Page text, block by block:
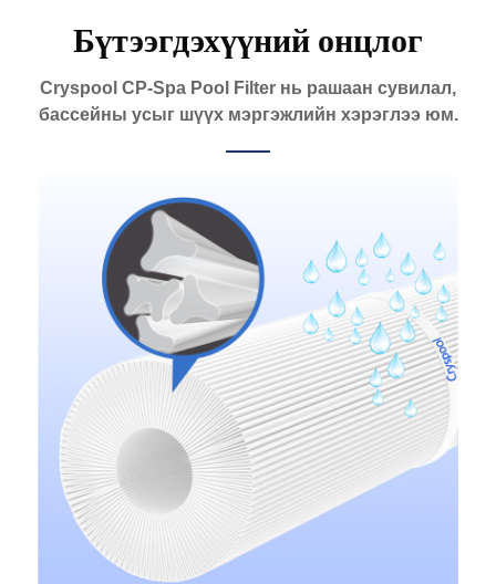
Бүтээгдэхүүний онцлог
Cryspool CP-Spa Pool Filter нь рашаан сувилал,
бассейны усыг шүүх мэргэжлийн хэрэглээ юм.